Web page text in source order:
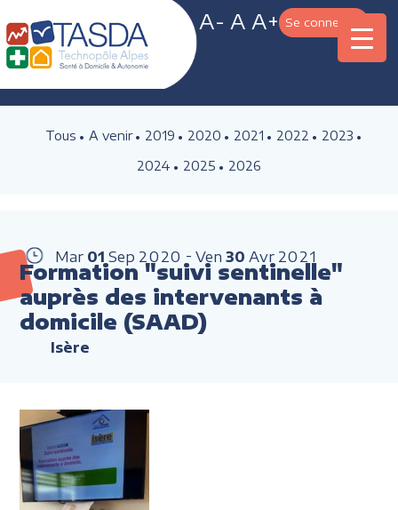
A- A A+ Se connecter
Tous A venir 2019 2020 2021 2022
2023
2024
2025 2026
Mar 01 Sep 2020 Ven 30 Avr 2021
Formation "suivi sentinelle"
auprès des intervenants à
domicile (SAAD)
Isère